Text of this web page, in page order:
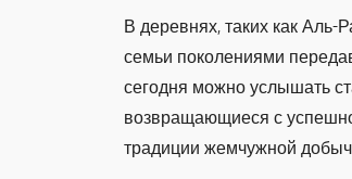
В деревнях, таких как
семьи поколениями
сегодня можно услышать
возвращающиеся с
традиции жемчужной